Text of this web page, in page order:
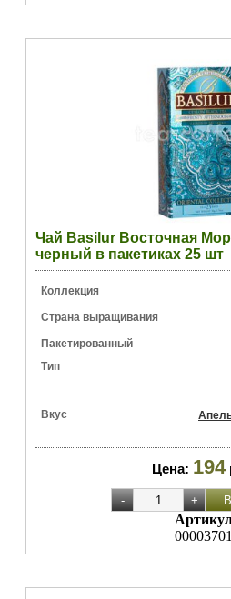
Чай Basilur Восточная
черный в пакетиках 25 шт
Коллекция
Страна выращивания
Пакетированный
Тип
Вкус
Цена: 194
00003701